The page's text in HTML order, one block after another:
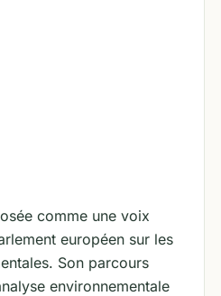
comme une voix
européen sur les
Son parcours
environnementale